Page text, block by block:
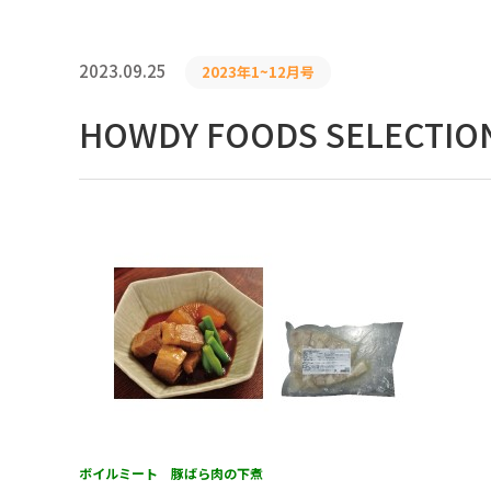
2023.09.25 2023年1~12月号
HOWDY FOODS
ボイルミート 豚ばら肉の下煮